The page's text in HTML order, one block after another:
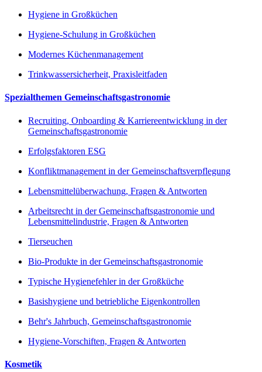
Hygiene in Großküchen
Hygiene-Schulung in Großküchen
Modernes Küchenmanagement
Trinkwassersicherheit, Praxisleitfaden
Spezialthemen Gemeinschaftsgastronomie
Recruiting, Onboarding & Karriereentwicklung in der
Gemeinschaftsgastronomie
Erfolgsfaktoren ESG
Konfliktmanagement in der Gemeinschaftsverpflegung
Lebensmittelüberwachung, Fragen & Antworten
Arbeitsrecht in der Gemeinschaftsgastronomie und
Lebensmittelindustrie, Fragen & Antworten
Tierseuchen
Bio-Produkte in der Gemeinschaftsgastronomie
Typische Hygienefehler in der Großküche
Basishygiene und betriebliche Eigenkontrollen
Behr's Jahrbuch, Gemeinschaftsgastronomie
Hygiene-Vorschiften, Fragen & Antworten
Kosmetik